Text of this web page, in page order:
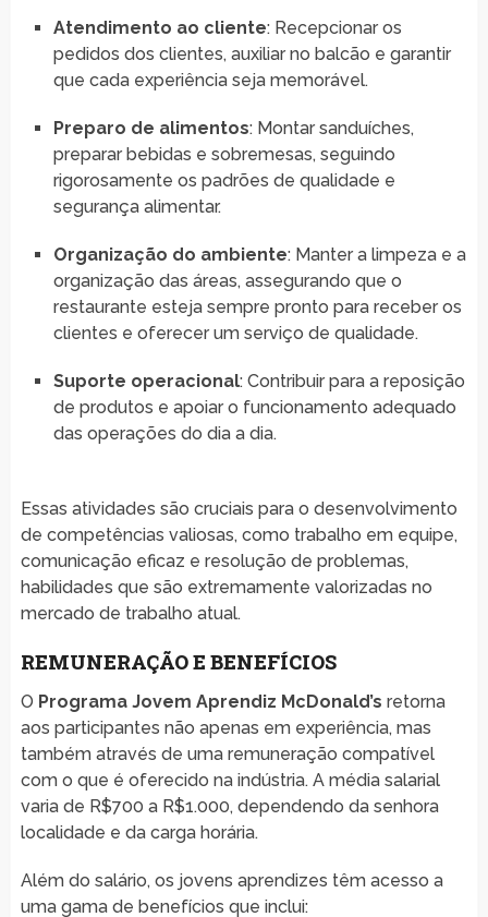
Atendimento ao cliente: Recepcionar os
pedidos dos clientes, auxiliar no balcão e garantir
que cada experiência seja memorável.
Preparo de alimentos: Montar sanduíches,
preparar bebidas e sobremesas, seguindo
rigorosamente os padrões de qualidade e
segurança alimentar.
Organização do ambiente: Manter a limpeza e a
organização das áreas, assegurando que o
restaurante esteja sempre pronto para receber os
clientes e oferecer um serviço de qualidade.
Suporte operacional: Contribuir para a reposição
de produtos e apoiar o funcionamento adequado
das operações do dia a dia.
Essas atividades são cruciais para o desenvolvimento
de competências valiosas, como trabalho em equipe,
comunicação eficaz e resolução de problemas,
habilidades que são extremamente valorizadas no
mercado de trabalho atual.
REMUNERAÇÃO E BENEFÍCIOS
O Programa Jovem Aprendiz McDonald’s retorna
aos participantes não apenas em experiência, mas
também através de uma remuneração compatível
com o que é oferecido na indústria. A média salarial
varia de R$700 a R$1.000, dependendo da senhora
localidade e da carga horária.
Além do salário, os jovens aprendizes têm acesso a
uma gama de benefícios que inclui: